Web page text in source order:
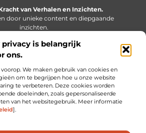
privacy is belangrijk
ons.
voorop. We maken gebruik van cookies en
om te begrijpen hoe u onze website
te verbeteren. Deze cookies worden
doeleinden, zoals gepersonaliseerde
van het websitegebruik. Meer informatie
].
van Verhalen en Inzichten.
door unieke content en diepgaande
inzichten.